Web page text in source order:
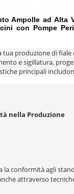
Ampolle ad Alta
con Pompe
tua produzione di
e sigillatura,
principali
nella Produzione
la conformità agli
attraverso